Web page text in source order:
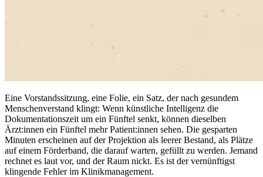
Eine Vorstandssitzung, eine Folie, ein Satz, der nach gesundem
Menschenverstand klingt: Wenn künstliche Intelligenz die
Dokumentationszeit um ein Fünftel senkt, können dieselben
Ärzt:innen ein Fünftel mehr Patient:innen sehen. Die gesparten
Minuten erscheinen auf der Projektion als leerer Bestand, als Plätze
auf einem Förderband, die darauf warten, gefüllt zu werden. Jemand
rechnet es laut vor, und der Raum nickt. Es ist der vernünftigst
klingende Fehler im Klinikmanagement.